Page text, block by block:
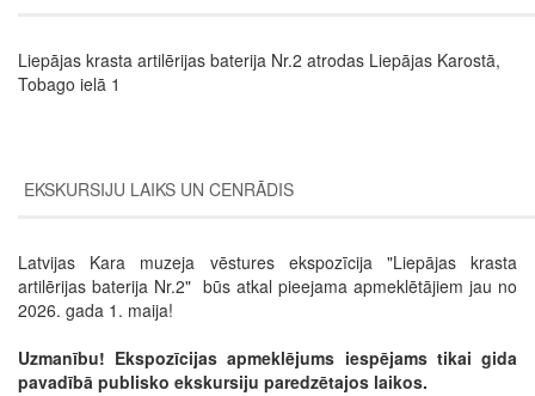
Liepājas krasta artilērijas baterija Nr.2 atrodas Liepājas Karostā,
Tobago ielā 1
EKSKURSIJU LAIKS UN CENRĀDIS
Latvijas Kara muzeja vēstures ekspozīcija "Liepājas krasta
artilērijas baterija Nr.2" būs atkal pieejama apmeklētājiem jau no
2026. gada 1. maija!
Uzmanību! Ekspozīcijas apmeklējums iespējams tikai gida
pavadībā publisko ekskursiju paredzētajos laikos.